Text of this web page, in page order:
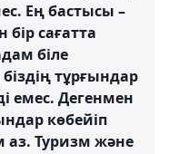
Ең бастысы –
сағатта
біле
тұрғындар
емес. Дегенмен
көбейіп
аз. Туризм және